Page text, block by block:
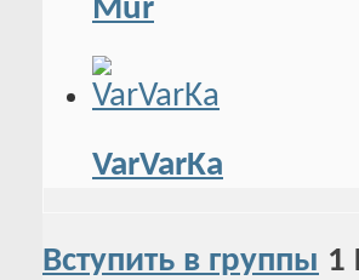
Mur
VarVarKa
Вступить в группы 1